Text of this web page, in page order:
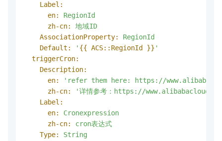
Label:
en:
RegionId
zh-cn:
地域ID
AssociationProperty:
RegionId
Default:
' {{ ACS::RegionId }} '
triggerCron:
Description:
en:
'refer them here: https://
zh-cn:
'详情参考：https://
Label:
en:
Cronexpression
zh-cn:
cron表达式
Type:
String